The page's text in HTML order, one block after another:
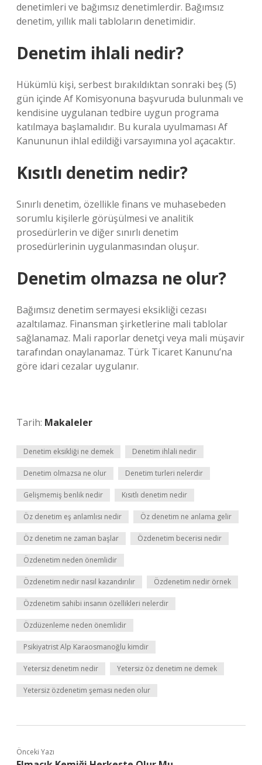
denetimleri ve bağımsız denetimlerdir. Bağımsız
denetim, yıllık mali tabloların denetimidir.
Denetim ihlali nedir?
Hükümlü kişi, serbest bırakıldıktan sonraki beş (5)
gün içinde Af Komisyonuna başvuruda bulunmalı ve
kendisine uygulanan tedbire uygun programa
katılmaya başlamalıdır. Bu kurala uyulmaması Af
Kanununun ihlal edildiği varsayımına yol açacaktır.
Kısıtlı denetim nedir?
Sınırlı denetim, özellikle finans ve muhasebeden
sorumlu kişilerle görüşülmesi ve analitik
prosedürlerin ve diğer sınırlı denetim
prosedürlerinin uygulanmasından oluşur.
Denetim olmazsa ne olur?
Bağımsız denetim sermayesi eksikliği cezası
azaltılamaz. Finansman şirketlerine mali tablolar
sağlanamaz. Mali raporlar denetçi veya mali müşavir
tarafından onaylanamaz. Türk Ticaret Kanunu’na
göre idari cezalar uygulanır.
Tarih: Makaleler
Denetim eksikliği ne demek Denetim ihlali nedir
Denetim olmazsa ne olur Denetim turleri nelerdir
Gelişmemiş benlik nedir Kısıtlı denetim nedir
Öz denetim eş anlamlısı nedir Öz denetim ne anlama gelir
Öz denetim ne zaman başlar Özdenetim becerisi nedir
Özdenetim neden önemlidir
Özdenetim nedir nasıl kazandırılır Özdenetim nedir örnek
Özdenetim sahibi insanın özellikleri nelerdir
Özdüzenleme neden önemlidir
Psikiyatrist Alp Karaosmanoğlu kimdir
Yetersiz denetim nedir Yetersiz öz denetim ne demek
Yetersiz özdenetim şeması neden olur
Önceki Yazı